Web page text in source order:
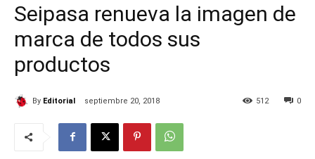
Seipasa renueva la imagen de
marca de todos sus
productos
By Editorial septiembre 20, 2018 0
512